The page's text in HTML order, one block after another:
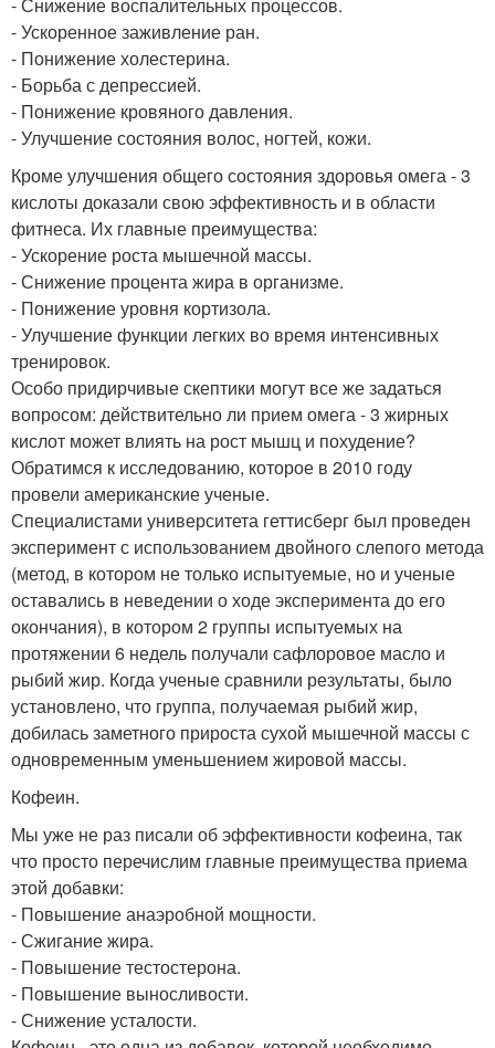
- Снижение воспалительных процессов.
- Ускоренное заживление ран.
- Понижение холестерина.
- Борьба с депрессией.
- Понижение кровяного давления.
- Улучшение состояния волос, ногтей, кожи.
Кроме улучшения общего состояния здоровья омега - 3
кислоты доказали свою эффективность и в области
фитнеса. Их главные преимущества:
- Ускорение роста мышечной массы.
- Снижение процента жира в организме.
- Понижение уровня кортизола.
- Улучшение функции легких во время интенсивных
тренировок.
Особо придирчивые скептики могут все же задаться
вопросом: действительно ли прием омега - 3 жирных
кислот может влиять на рост мышц и похудение?
Обратимся к исследованию, которое в 2010 году
провели американские ученые.
Специалистами университета геттисберг был проведен
эксперимент с использованием двойного слепого метода
(метод, в котором не только испытуемые, но и ученые
оставались в неведении о ходе эксперимента до его
окончания), в котором 2 группы испытуемых на
протяжении 6 недель получали сафлоровое масло и
рыбий жир. Когда ученые сравнили результаты, было
установлено, что группа, получаемая рыбий жир,
добилась заметного прироста сухой мышечной массы с
одновременным уменьшением жировой массы.
Кофеин.
Мы уже не раз писали об эффективности кофеина, так
что просто перечислим главные преимущества приема
этой добавки:
- Повышение анаэробной мощности.
- Сжигание жира.
- Повышение тестостерона.
- Повышение выносливости.
- Снижение усталости.